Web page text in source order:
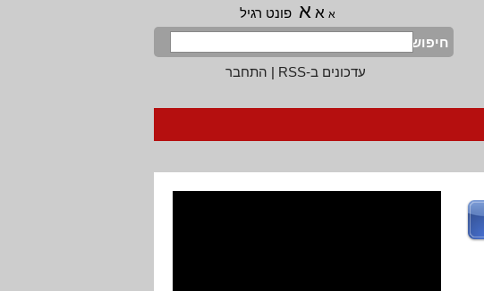
א א א פונט רגיל
חיפוש
עדכונים ב-RSS
| התחבר